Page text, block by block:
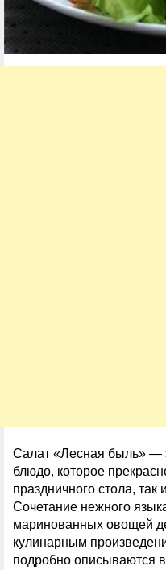
Салат «Лесная быль» —
блюдо, которое
праздничного стола,
Сочетание нежного
маринованных овощей
кулинарным
подробно описываются